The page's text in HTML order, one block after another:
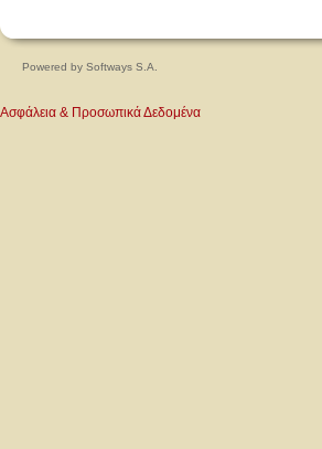
Powered by Softways S.A.
Ασφάλεια & Προσωπικά Δεδομένα